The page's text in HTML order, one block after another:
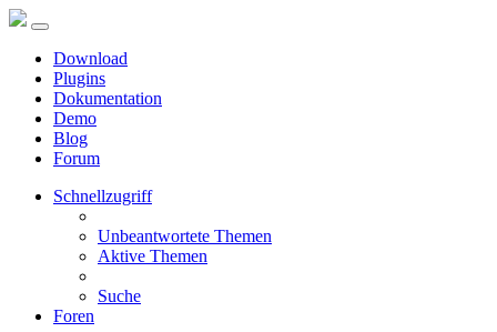
Download
Plugins
Dokumentation
Demo
Blog
Forum
Schnellzugriff
Unbeantwortete Themen
Aktive Themen
Suche
Foren